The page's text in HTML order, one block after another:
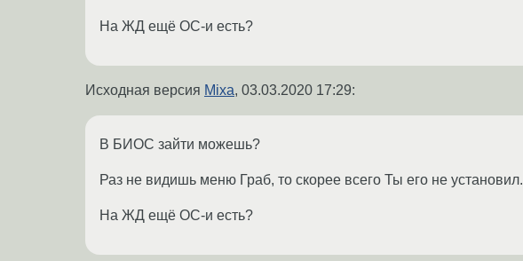
На ЖД ещё ОС-и есть?
Исходная версия Mixa, 03.03.2020 17:29:
В БИОС зайти можешь?
Раз не видишь меню Граб, то скорее всего Ты его не установил.
На ЖД ещё ОС-и есть?